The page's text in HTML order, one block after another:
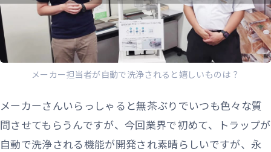
メーカー担当者が自動で洗浄されると嬉しいものは？
メーカーさんいらっしゃると無茶ぶりでいつも色々な質
問させてもらうんですが、今回業界で初めて、トラップが
自動で洗浄される機能が開発され素晴らしいですが、永